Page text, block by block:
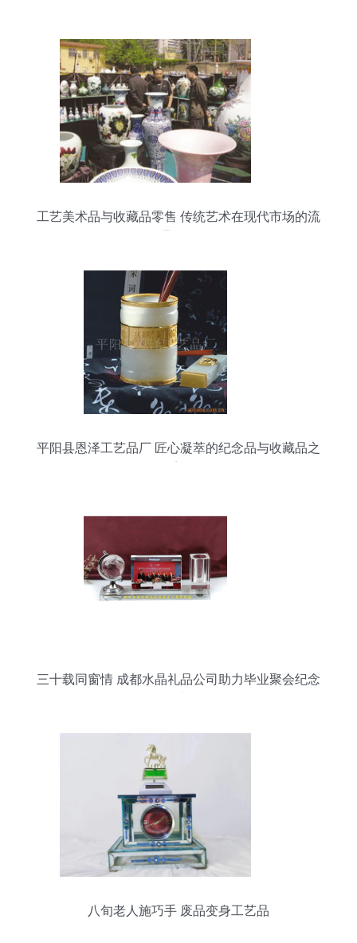
工艺美术品与收藏品零售 传统艺术在现代市场的流
平阳县恩泽工艺品厂 匠心凝萃的纪念品与收藏品之
三十载同窗情 成都水晶礼品公司助力毕业聚会纪念
八旬老人施巧手 废品变身工艺品